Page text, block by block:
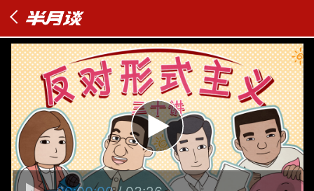
00:00:00 / 03:26